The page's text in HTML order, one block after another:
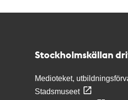
Stockholmskällan
Medioteket,
Stadsmuseet